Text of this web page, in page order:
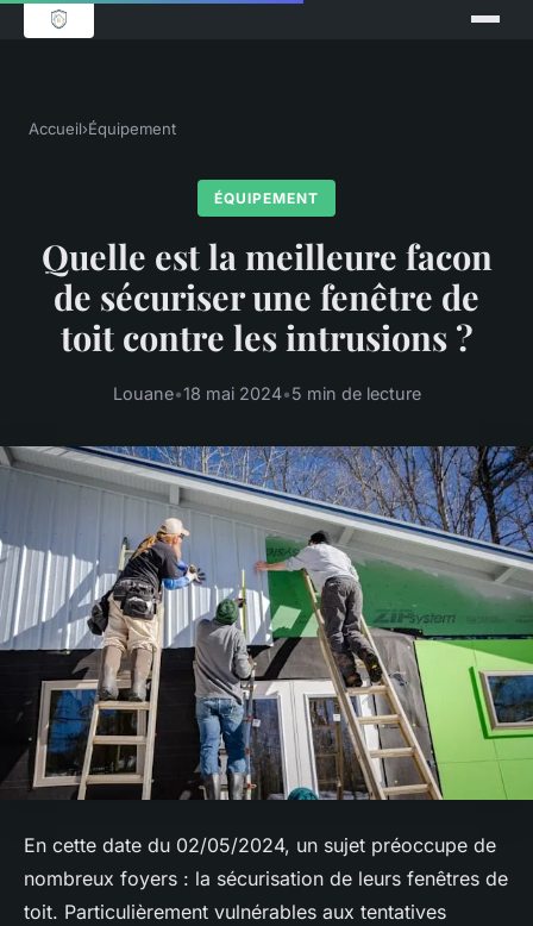
Accueil›Équipement
ÉQUIPEMENT
Quelle est la meilleure facon
de sécuriser une fenêtre de
toit contre les intrusions ?
Louane•18 mai 2024•5 min de lecture
En cette date du 02/05/2024, un sujet préoccupe de
nombreux foyers : la sécurisation de leurs fenêtres de
toit. Particulièrement vulnérables aux tentatives